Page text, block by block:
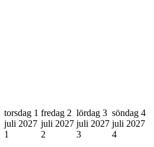
torsdag 1
juli 2027
1
fredag 2
juli 2027
2
lördag 3
juli 2027
3
söndag 4
juli 2027
4